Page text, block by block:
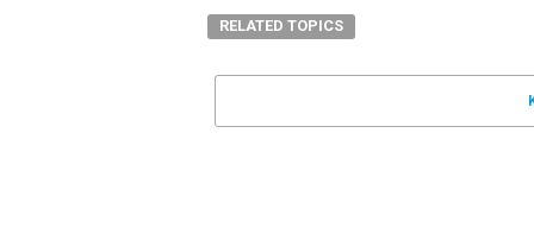
RELATED TOPICS